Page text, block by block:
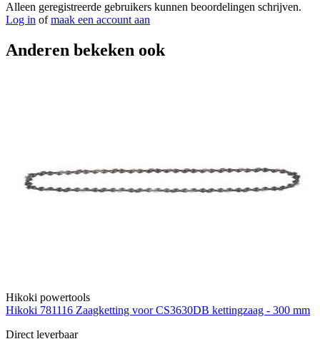
Alleen geregistreerde gebruikers kunnen beoordelingen schrijven.
Log in ofmaak een account aan
Anderen bekeken ook
Hikoki powertools
Hikoki 781116 Zaagketting voor CS3630DB kettingzaag - 300 mm
Direct leverbaar